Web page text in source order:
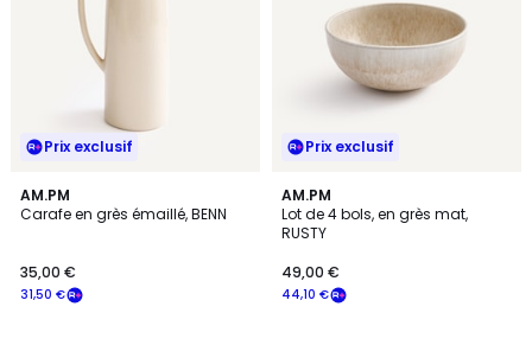
Prix exclusif
AM.PM
Carafe en grès émaillé, BENN
31,50 €
35,00 €
Prix exclusif
AM.PM
Lot de 4 bols, en grès mat,
RUSTY
44,10 €
49,00 €